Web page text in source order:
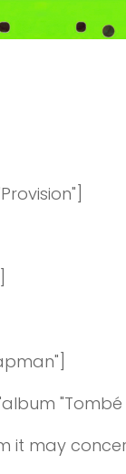
"Tombé
it may